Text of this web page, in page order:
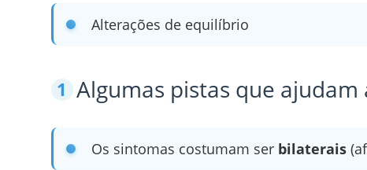
Alterações de equilíbrio
Algumas pistas que
Os sintomas costumam ser bilaterais